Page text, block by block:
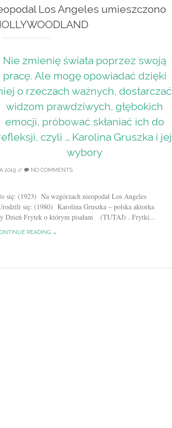
Los Angeles umieszczono
Nie zmienię świata poprzez swoją
pracę. Ale mogę opowiadać dzięki
o rzeczach ważnych, dostarczać
widzom prawdziwych, głębokich
emocji, próbować skłaniać ich do
czyli … Karolina Gruszka i jej
wybory
2019// NO COMMENTS
się: (1923) Na wzgórzach nieopodal Los Angeles
się: (1980) Karolina Gruszka – polska aktorka
Dzień Frytek o którym pisałam (TUTAJ) . Frytki...
READING →